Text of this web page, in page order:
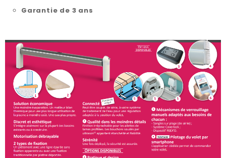
Garantie de 3 ans